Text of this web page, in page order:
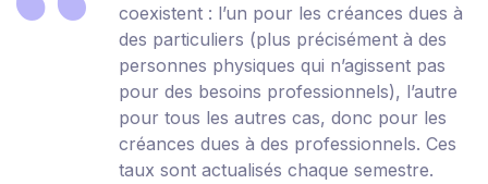
coexistent : l’un pour les créances dues à
des particuliers (plus précisément à des
personnes physiques qui n’agissent pas
pour des besoins professionnels), l’autre
pour tous les autres cas, donc pour les
créances dues à des professionnels. Ces
taux sont actualisés chaque semestre.